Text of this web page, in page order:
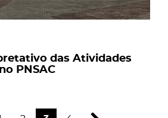
das Atividades
PNSAC